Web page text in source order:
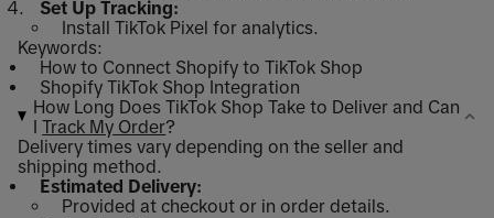
Set Up Tracking:
Install TikTok Pixel for analytics.
Keywords:
How to Connect Shopify to TikTok Shop
Shopify TikTok Shop Integration
How Long Does TikTok Shop Take to Deliver and Can
ITrack My Order?
Delivery times vary depending on the seller and
shipping method.
Estimated Delivery:
Provided at checkout or in order details.